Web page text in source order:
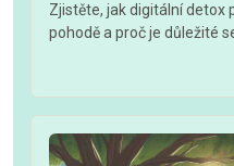
Zjistěte, jak digitální detox
pohodě a proč je důležité